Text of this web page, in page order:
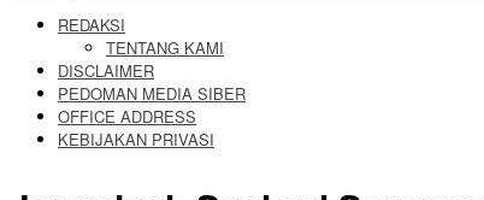
REDAKSI
TENTANG KAMI
DISCLAIMER
PEDOMAN MEDIA SIBER
OFFICE ADDRESS
KEBIJAKAN PRIVASI